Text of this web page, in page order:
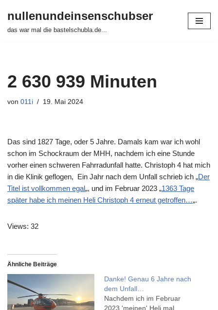
Zum
nullenundeinsenschubser
das war mal die bastelschubla.de...
2 630 939 Minuten
von 011i 19. Mai 2024
Das sind 1827 Tage, oder 5 Jahre. Damals kam war ich wohl
schon im Schockraum der MHH, nachdem ich eine Stunde
vorher einen schweren Fahrradunfall hatte. Christoph 4 hat mich
in die Klinik geflogen, Ein Jahr nach dem Unfall schrieb ich „Der
Titel ist vollkommen egal„, und im Februar 2023 „1363 Tage
später habe ich meinen Heli Christoph 4 erneut getroffen…„.
Views: 32
Ähnliche Beiträge
Danke! Genau 6 Jahre nach
dem Unfall…
Nachdem ich im Februar
2023 'meinen' Heli mal